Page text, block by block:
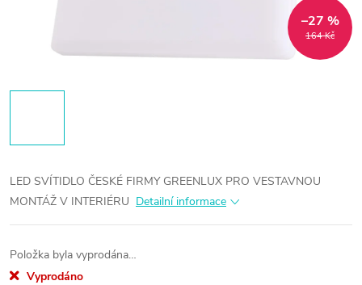
164 Kč
–27 %
LED SVÍTIDLO ČESKÉ FIRMY GREENLUX PRO VESTAVNOU
MONTÁŽ V INTERIÉRU Detailní informace
Položka byla vyprodána…
Vyprodáno